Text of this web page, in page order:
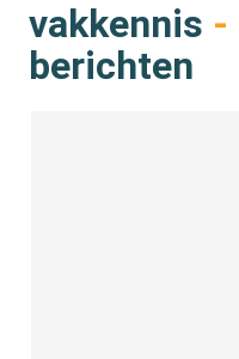
vakkennis -
berichten